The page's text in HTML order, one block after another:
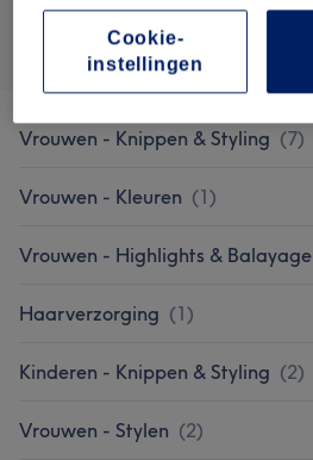
Alle
Vrouwen - Knippen & Styling (7)
Vrouwen - Kleuren (1)
Vrouwen - Highlights & Balayage
Haarverzorging (1)
Kinderen - Knippen & Styling (2)
Vrouwen - Stylen (2)
Cookie-
instellingen